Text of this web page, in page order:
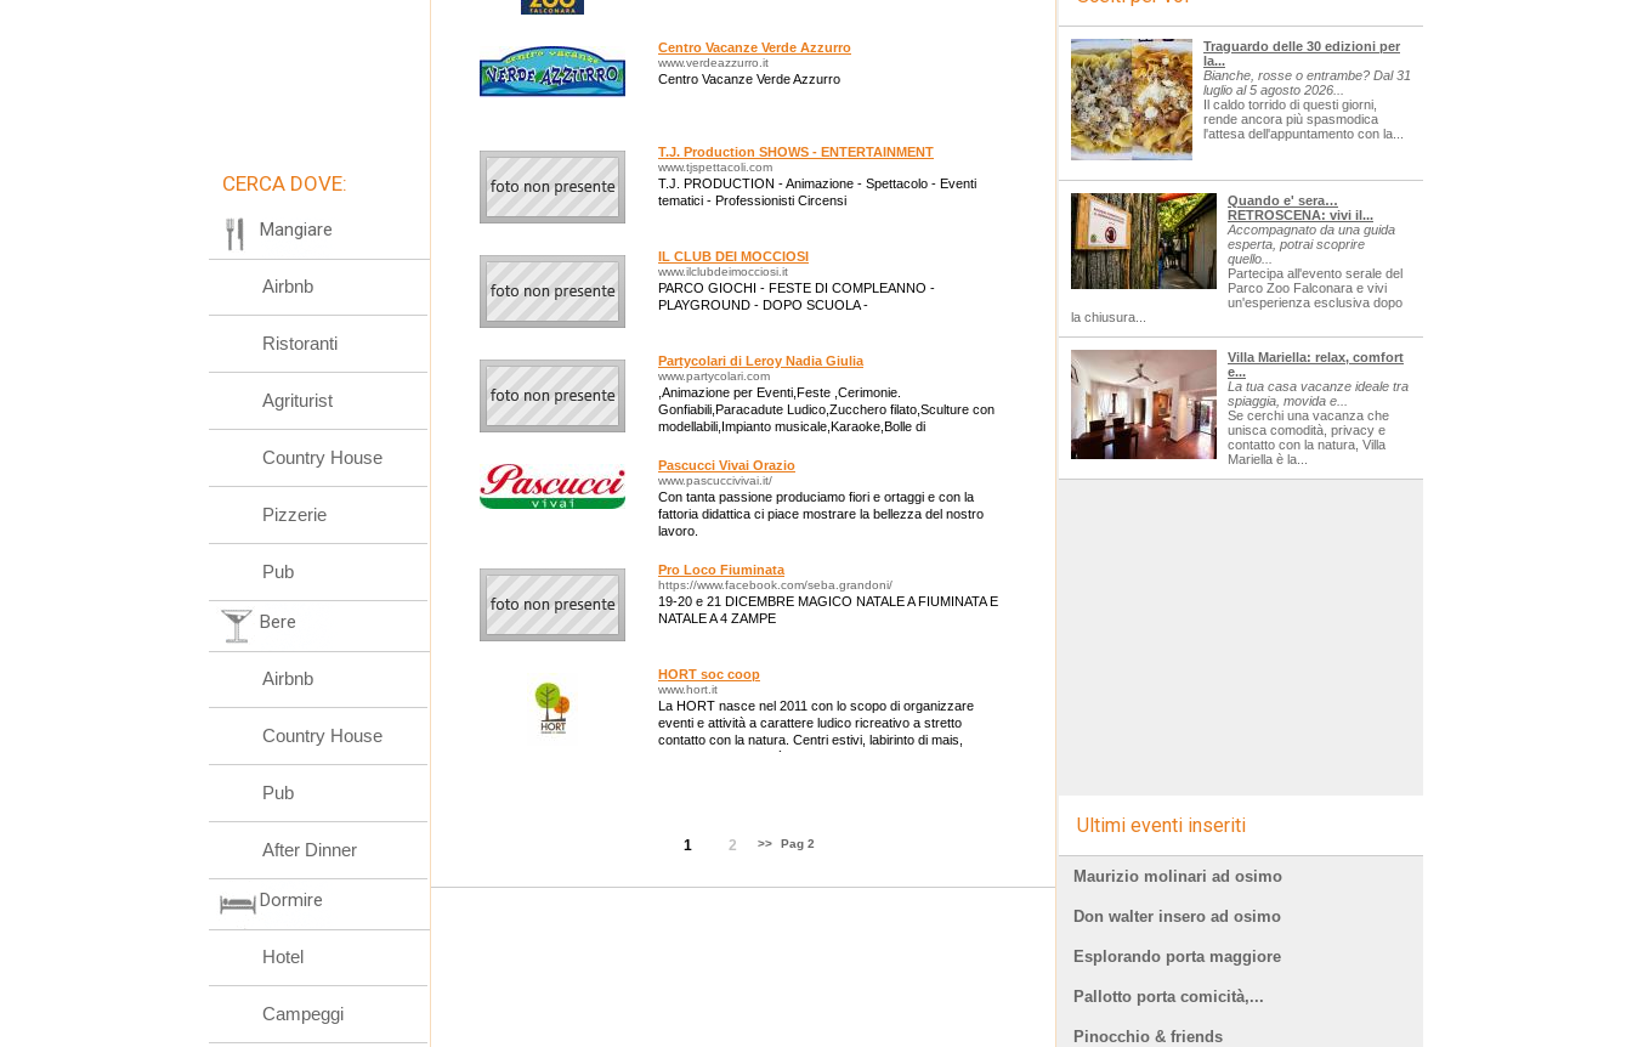
Centro Vacanze Verde Azzurro
www.verdeazzurro.it
Centro Vacanze Verde Azzurro
T.J. Production SHOWS - ENTERTAINMENT
www.tjspettacoli.com
T.J. PRODUCTION - Animazione - Spettacolo - Eventi
tematici - Professionisti Circensi
IL CLUB DEI MOCCIOSI
www.ilclubdeimocciosi.it
PARCO GIOCHI - FESTE DI COMPLEANNO -
PLAYGROUND - DOPO SCUOLA -
Partycolari di Leroy Nadia Giulia
www.partycolari.com
,Animazione per Eventi,Feste ,Cerimonie.
Gonfiabili,Paracadute Ludico,Zucchero filato,Sculture con
modellabili,Impianto musicale,Karaoke,Bolle di
Pascucci Vivai Orazio
www.pascuccivivai.it/
Con tanta passione produciamo fiori e ortaggi e con la
fattoria didattica ci piace mostrare la bellezza del nostro
lavoro.
Pro Loco Fiuminata
https://www.facebook.com/seba.grandoni/
19-20 e 21 DICEMBRE MAGICO NATALE A FIUMINATA E
NATALE A 4 ZAMPE
HORT soc coop
www.hort.it
La HORT nasce nel 2011 con lo scopo di organizzare
eventi e attività a carattere ludico ricreativo a stretto
contatto con la natura. Centri estivi, labirinto di mais,
compleanni e festività nel verde.
1 2 >> Pag 2
CERCA DOVE:
Mangiare
Airbnb
Ristoranti
Agriturist
Country House
Pizzerie
Pub
Bere
Airbnb
Country House
Pub
After Dinner
Dormire
Hotel
Campeggi
Traguardo delle 30 edizioni per
la...
Bianche, rosse o entrambe? Dal 31
luglio al 5 agosto 2026...
Il caldo torrido di questi giorni,
rende ancora più spasmodica
l'attesa dell'appuntamento con la...
Quando e' sera…
RETROSCENA: vivi il...
Accompagnato da una guida
esperta, potrai scoprire
quello...
Partecipa all'evento serale del
Parco Zoo Falconara e vivi
un'esperienza esclusiva dopo
la chiusura...
Villa Mariella: relax, comfort
e...
La tua casa vacanze ideale tra
spiaggia, movida e...
Se cerchi una vacanza che
unisca comodità, privacy e
contatto con la natura, Villa
Mariella è la...
Ultimi eventi inseriti
Maurizio molinari ad osimo
Don walter insero ad osimo
Esplorando porta maggiore
Pallotto porta comicità,...
Pinocchio & friends